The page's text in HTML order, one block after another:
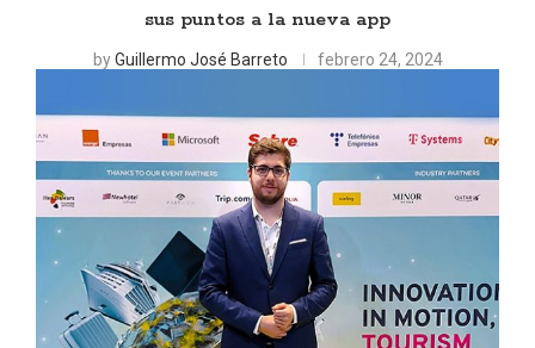
sus puntos a la nueva app
byGuillermo José Barreto febrero 24, 2024